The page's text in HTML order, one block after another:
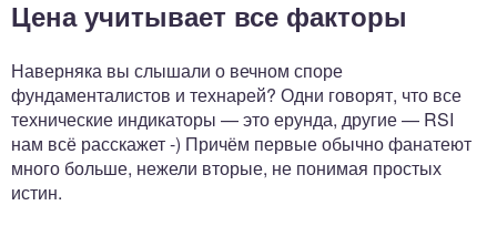
Цена учитывает все факторы
Наверняка вы слышали о вечном споре
фундаменталистов и технарей? Одни говорят, что все
технические индикаторы — это ерунда, другие — RSI
нам всё расскажет -) Причём первые обычно фанатеют
много больше, нежели вторые, не понимая простых
истин.